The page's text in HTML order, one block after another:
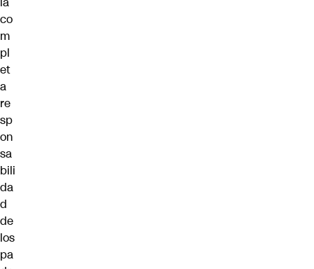
co
m
pl
et
a
re
sp
on
sa
bili
da
d
de
los
pa